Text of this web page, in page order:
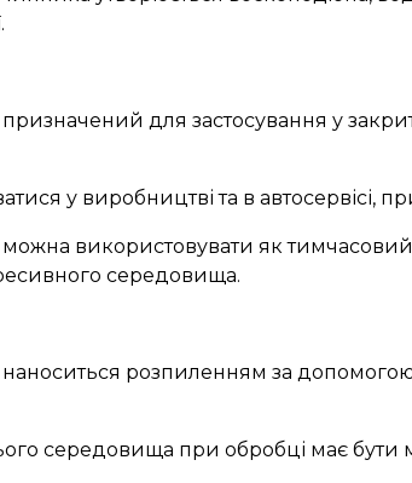
для застосування у
у виробництві та в автосервісі,
використовувати як тимчасовий
середовища.
розпиленням за
середовища при обробці має бути